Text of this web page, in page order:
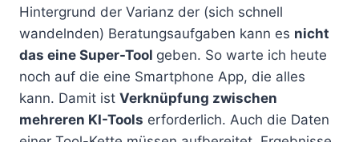
Hintergrund der Varianz der (sich schnell
wandelnden) Beratungsaufgaben kann es nicht
das eine Super-Tool geben. So warte ich heute
noch auf die eine Smartphone App, die alles
kann. Damit ist Verknüpfung zwischen
mehreren KI-Tools erforderlich. Auch die Daten